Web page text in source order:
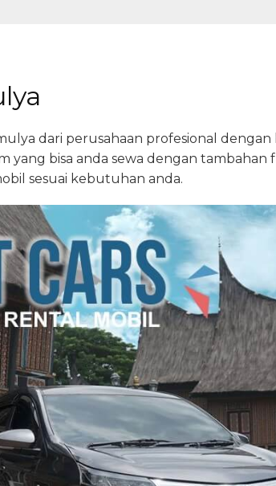
dari perusahaan profesional
yang bisa anda sewa dengan tambahan
sesuai kebutuhan anda.